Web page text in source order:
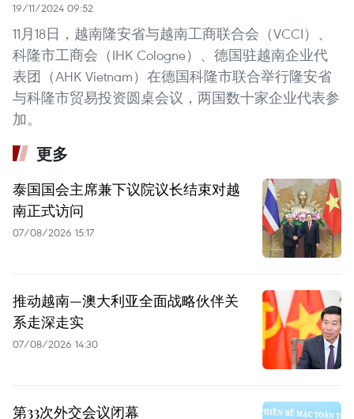
19/11/2024 09:52
11月18日，越南隆安省与越南工商联合会（VCCI）、
科隆市工商会（IHK Cologne）、德国驻越南企业代
表团（AHK Vietnam）在德国科隆市联合举行隆安省
与科隆市贸易投资圆桌会议，两国数十家企业代表参
加。
更多
泰国国会主席兼下议院议长结束对越
南正式访问
07/08/2026 15:17
推动越南—澳大利亚全面战略伙伴关
系走深走实
07/08/2026 14:30
第33次外交会议闭幕